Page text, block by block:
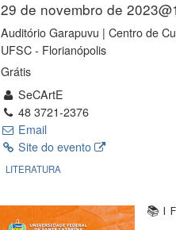
29 de novembro de
Auditório Garapuvu | Centro de
UFSC - Florianópolis
Grátis
SeCArtE
48 3721-2376
Email
Site do evento
LITERATURA
📚 I